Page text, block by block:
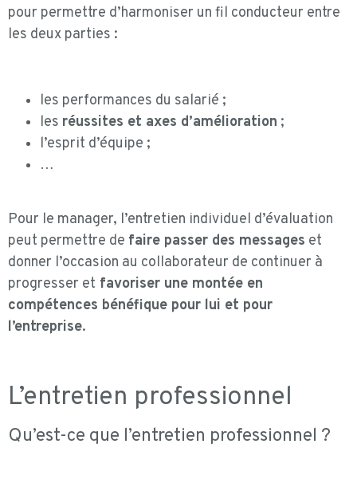
pour permettre d’harmoniser un fil conducteur entre
les deux parties :
les performances du salarié ;
les réussites et axes d’amélioration ;
l’esprit d’équipe ;
…
Pour le manager, l’entretien individuel d’évaluation
peut permettre de faire passer des messages et
donner l’occasion au collaborateur de continuer à
progresser et favoriser une montée en
compétences bénéfique pour lui et pour
l’entreprise.
L’entretien professionnel
Qu’est-ce que l’entretien professionnel ?